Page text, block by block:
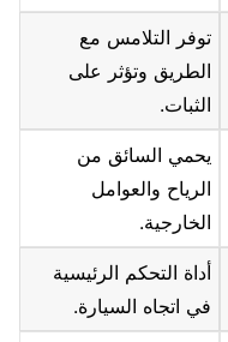
توفر التلامس مع
الطريق وتؤثر على
الثبات.
يحمي السائق من
الرياح والعوامل
الخارجية.
أداة التحكم الرئيسية
في اتجاه السيارة.